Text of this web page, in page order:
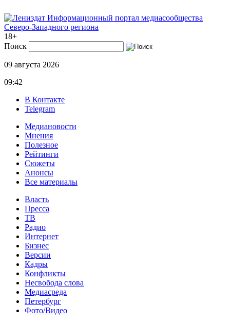
Информационный портал медиасообщества
Северо-Западного региона
18+
Поиск
09 августа 2026
09:42
В Контакте
Telegram
Медиановости
Мнения
Полезное
Рейтинги
Сюжеты
Анонсы
Все материалы
Власть
Пресса
ТВ
Радио
Интернет
Бизнес
Версии
Кадры
Конфликты
Несвобода слова
Медиасреда
Петербург
Фото/Видео